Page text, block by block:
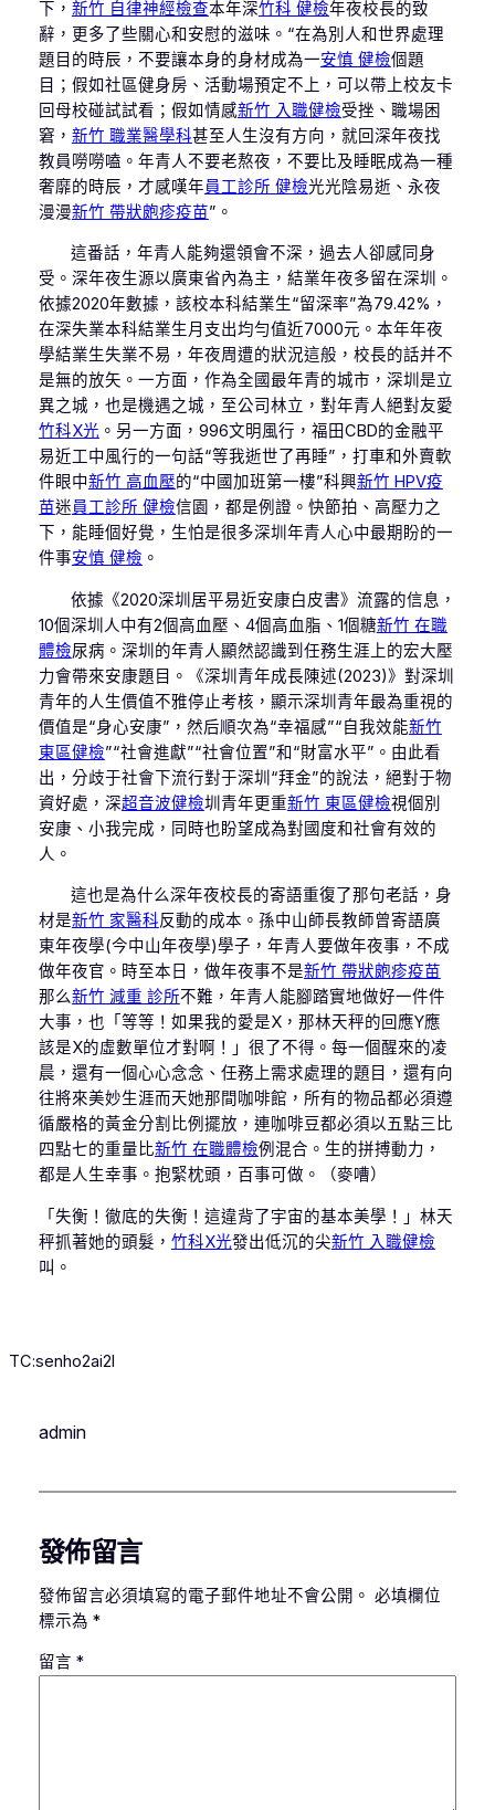
下， 新竹 自律神經檢查本年深竹科 健檢年夜校長的致
辭，更多了些關心和安慰的滋味。“在為別人和世界處理
題目的時辰，不要讓本身的身材成為一安慎 健檢個題
目；假如社區健身房、活動場預定不上，可以帶上校友卡
回母校碰試試看；假如情感新竹 入職健檢受挫、職場困
窘， 新竹 職業醫學科甚至人生沒有方向，就回深年夜找
教員嘮嘮嗑。年青人不要老熬夜，不要比及睡眠成為一種
奢靡的時辰，才感嘆年員工診所 健檢光光陰易逝、永夜
漫漫新竹 帶狀皰疹疫苗”。
這番話，年青人能夠還領會不深，過去人卻感同身
受。深年夜生源以廣東省內為主，結業年夜多留在深圳。
依據2020年數據，該校本科結業生“留深率”為79.42%，
在深失業本科結業生月支出均勻值近7000元。本年年夜
學結業生失業不易，年夜周遭的狀況這般，校長的話并不
是無的放矢。一方面，作為全國最年青的城市，深圳是立
異之城，也是機遇之城，至公司林立，對年青人絕對友愛
竹科X光 。另一方面，996文明風行，福田CBD的金融平
易近工中風行的一句話“等我逝世了再睡”，打車和外賣軟
件眼中新竹 高血壓的“中國加班第一樓”科興新竹 HPV疫
苗迷員工診所 健檢信園，都是例證。快節拍、高壓力之
下，能睡個好覺，生怕是很多深圳年青人心中最期盼的一
件事安慎 健檢 。
依據《2020深圳居平易近安康白皮書》流露的信息，
10個深圳人中有2個高血壓、4個高血脂、1個糖新竹 在職
體檢尿病。深圳的年青人顯然認識到任務生涯上的宏大壓
力會帶來安康題目。《深圳青年成長陳述(2023)》對深圳
青年的人生價值不雅停止考核，顯示深圳青年最為重視的
價值是“身心安康”，然后順次為“幸福感”“自我效能新竹
東區健檢”“社會進獻”“社會位置”和“財富水平”。由此看
出，分歧于社會下流行對于深圳“拜金”的說法，絕對于物
資好處，深超音波健檢圳青年更重新竹 東區健檢視個別
安康、小我完成，同時也盼望成為對國度和社會有效的
人。
這也是為什么深年夜校長的寄語重復了那句老話，身
材是新竹 家醫科反動的成本。孫中山師長教師曾寄語廣
東年夜學(今中山年夜學)學子，年青人要做年夜事，不成
做年夜官。時至本日，做年夜事不是新竹 帶狀皰疹疫苗
那么新竹 減重 診所不難，年青人能腳踏實地做好一件件
大事，也「等等！如果我的愛是X，那林天秤的回應Y應
該是X的虛數單位才對啊！」很了不得。每一個醒來的凌
晨，還有一個心心念念、任務上需求處理的題目，還有向
往將來美妙生涯而天她那間咖啡館，所有的物品都必須遵
循嚴格的黃金分割比例擺放，連咖啡豆都必須以五點三比
四點七的重量比新竹 在職體檢例混合。生的拼搏動力，
都是人生幸事。抱緊枕頭，百事可做。（麥嘈）
「失衡！徹底的失衡！這違背了宇宙的基本美學！」林天
秤抓著她的頭髮， 竹科X光發出低沉的尖新竹 入職健檢
叫。
TC:senho2ai2l
admin
發佈留言
發佈留言必須填寫的電子郵件地址不會公開。 必填欄位
標示為 *
留言 *